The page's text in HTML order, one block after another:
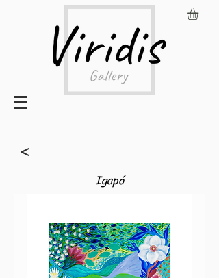
<
Igapó